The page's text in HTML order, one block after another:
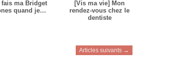
fais ma Bridget
quand je…
[Vis ma vie] Mon
rendez-vous chez le
dentiste
Articles suivants →